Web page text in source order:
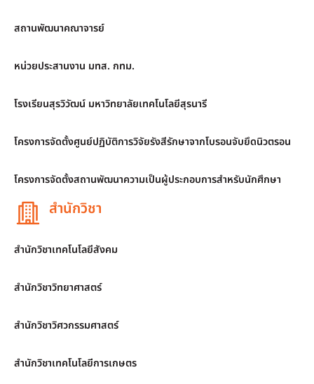
สถานพัฒนาคณาจารย์
หน่วยประสานงาน มทส. กทม.
โรงเรียนสุรวิวัฒน์ มหาวิทยาลัยเทคโนโลยีสุรนารี
โครงการจัดตั้งศูนย์ปฏิบัติการวิจัยรังสีรักษาจากโบรอนจับยึดนิวตรอน
โครงการจัดตั้งสถานพัฒนาความเป็นผู้ประกอบการสำหรับนักศึกษา
สำนักวิชา
สำนักวิชาเทคโนโลยีสังคม
สำนักวิชาวิทยาศาสตร์
สำนักวิชาวิศวกรรมศาสตร์
สำนักวิชาเทคโนโลยีการเกษตร